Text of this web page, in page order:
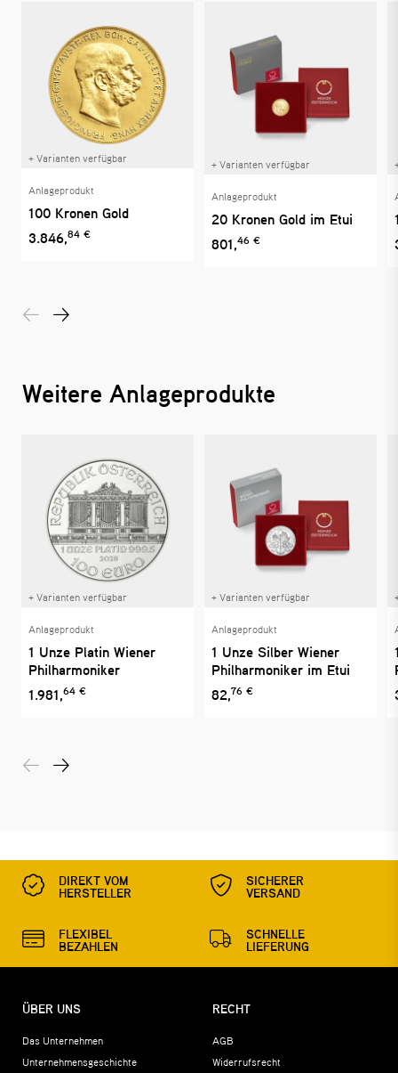
+ Varianten verfügbar
Anlageprodukt
100 Kronen Gold
3.846,84 €
+ Varianten verfügbar
Anlageprodukt
20 Kronen Gold im Etui
801,46 €
Weitere Anlageprodukte
+ Varianten verfügbar
Anlageprodukt
1 Unze Platin Wiener
Philharmoniker
1.981,64 €
+ Varianten verfügbar
Anlageprodukt
1 Unze Silber Wiener
Philharmoniker im Etui
82,76 €
DIREKT VOM
HERSTELLER
SICHERER
VERSAND
FLEXIBEL
BEZAHLEN
SCHNELLE
LIEFERUNG
ÜBER UNS
Das Unternehmen
Unternehmensgeschichte
RECHT
AGB
Widerrufsrecht